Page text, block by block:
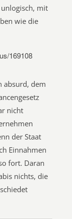
mit
wie die
169108
absurd, dem
nicht
der Staat
Einnahmen
fort. Daran
nichts, die